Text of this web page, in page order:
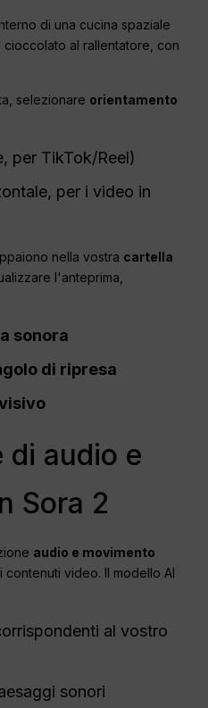
di una cucina spaziale
al rallentatore, con
selezionare orientamento
per TikTok/Reel)
per i video in
nella vostra cartella
l'anteprima,
sonora
di ripresa
di audio e
Sora 2
audio e movimento
contenuti video. Il modello AI
al vostro
sonori